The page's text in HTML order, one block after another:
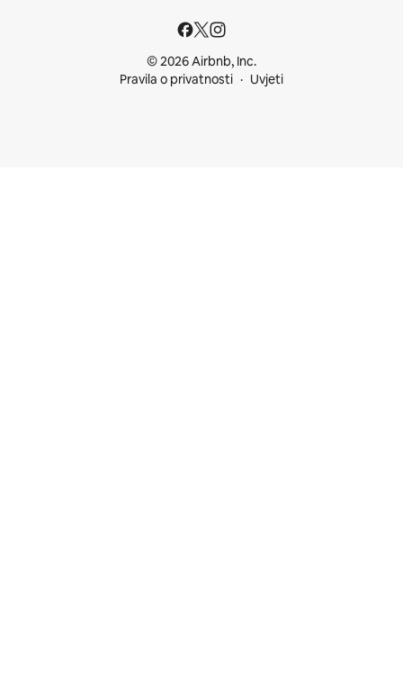
© 2026 Airbnb, Inc.
Pravila o privatnosti
Uvjeti